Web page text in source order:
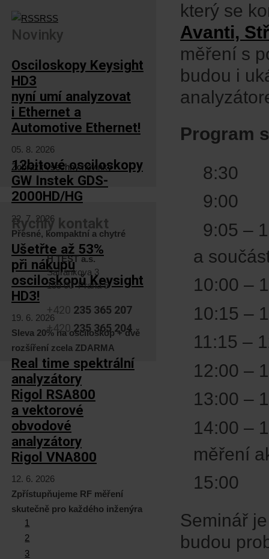
který se
Avanti,
měření s
budou i
Program
8:30
9:00
9:05 –
a
10:00 –
10:15 –
11:15 –
12:00 –
13:00 –
14:00 –
měření
15:00
Seminář
budou
RSS
Novinky
Osciloskopy Keysight
HD3
nyní umí analyzovat
i Ethernet a
Automotive Ethernet!
05. 8. 2026
12bitové osciloskopy
GW Instek GDS-
2000HD/HG
22. 7. 2026
Přesné, kompaktní a chytré
Ušetřte až 53%
při nákupu
osciloskopů Keysight
HD3!
19. 6. 2026
Sleva 20% na osciloskop + dvě
rozšíření zcela ZDARMA
Real time spektrální
analyzátory
Rigol RSA800
a vektorové
obvodové
analyzátory
Rigol VNA800
12. 6. 2026
Zpřístupňujeme RF měření
skutečně pro každého inženýra
1
2
3
Zobrazit všechny novinky
Rychlý kontakt
H TEST a.s.
Šafránkova 3
155 00 Praha 5
+420 235 365 207
+420 235 365 204